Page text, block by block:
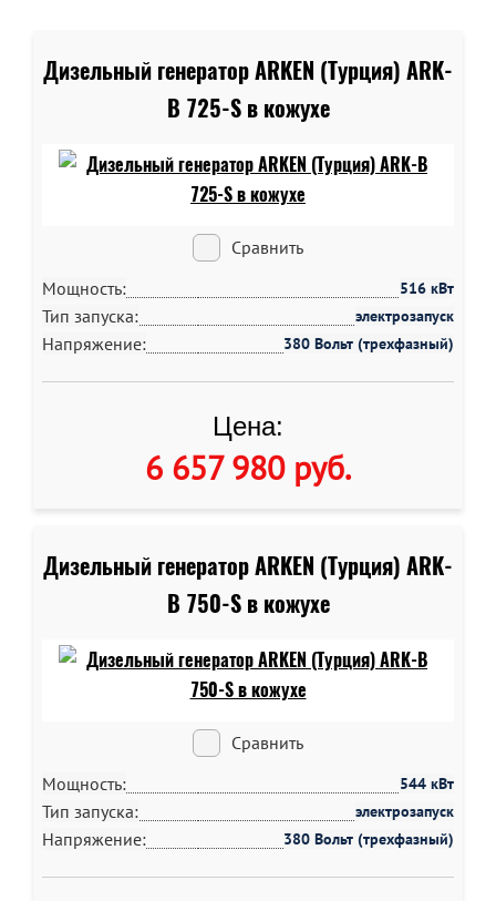
Дизельный генератор ARKEN (Турция) ARK-
B 725-S в кожухе
Сравнить
Мощность:
516 кВт
Тип запуска: электрозапуск
Напряжение: 380 Вольт (трехфазный)
Цена:
6 657 980 руб.
Дизельный генератор ARKEN (Турция) ARK-
B 750-S в кожухе
Сравнить
Мощность:
544 кВт
Тип запуска: электрозапуск
Напряжение: 380 Вольт (трехфазный)